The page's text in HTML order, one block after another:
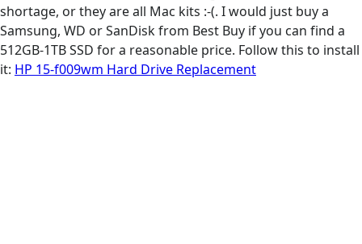
shortage, or they are all Mac kits :-(. I would just buy a
Samsung, WD or SanDisk from Best Buy if you can find a
512GB-1TB SSD for a reasonable price. Follow this to install
it: HP 15-f009wm Hard Drive Replacement